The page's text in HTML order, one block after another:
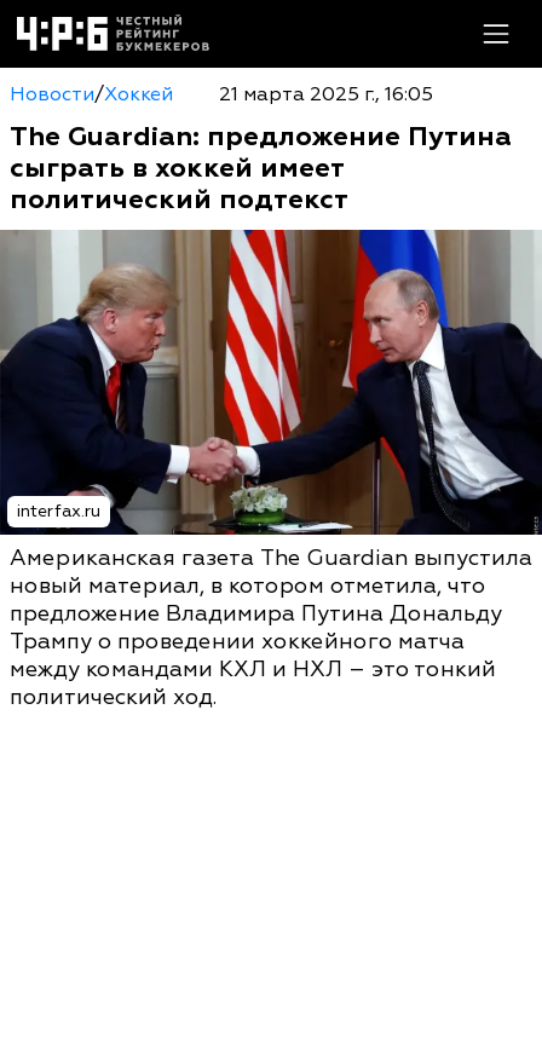
Новости/Хоккей 21 марта 2025 г., 16:05
The Guardian: предложение Путина
сыграть в хоккей имеет
политический подтекст
interfax.ru
Американская газета The Guardian выпустила
новый материал, в котором отметила, что
предложение Владимира Путина Дональду
Трампу о проведении хоккейного матча
между командами КХЛ и НХЛ – это тонкий
политический ход.